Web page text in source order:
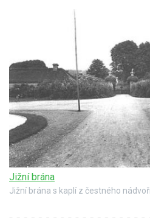
Jižní brána